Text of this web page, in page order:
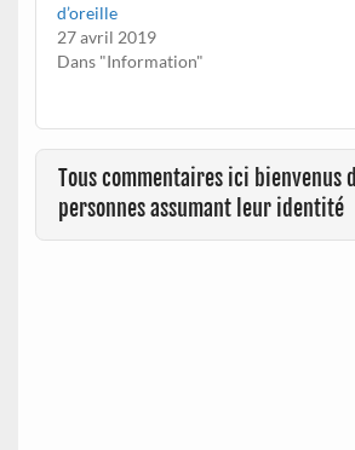
d’oreille
27 avril 2019
Dans "Information"
Tous commentaires ici bienvenus
personnes assumant leur identité